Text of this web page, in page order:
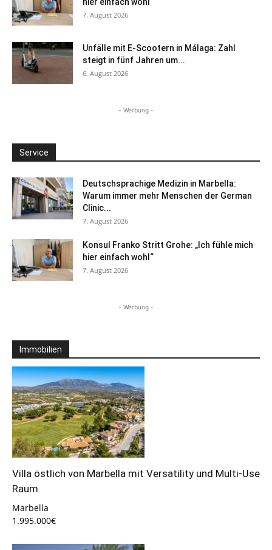
7. August 2026
Unfälle mit E-Scootern in Málaga: Zahl
steigt in fünf Jahren um...
6. August 2026
- Werbung -
Service
Deutschsprachige Medizin in Marbella:
Warum immer mehr Menschen der German
Clinic...
7. August 2026
Konsul Franko Stritt Grohe: „Ich fühle mich
hier einfach wohl“
7. August 2026
- Werbung -
Immobilien
Villa östlich von Marbella mit Versatility und Multi-Use
Raum
Marbella
1.995.000€